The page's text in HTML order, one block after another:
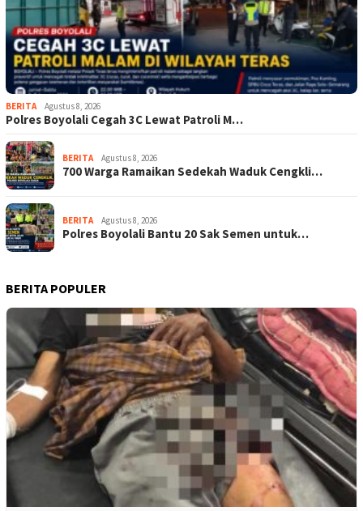
BERITA Agustus 8, 2026
Polres Boyolali Cegah 3C Lewat Patroli M…
BERITA Agustus 8, 2026
700 Warga Ramaikan Sedekah Waduk Cengkli…
BERITA Agustus 8, 2026
Polres Boyolali Bantu 20 Sak Semen untuk…
BERITA POPULER